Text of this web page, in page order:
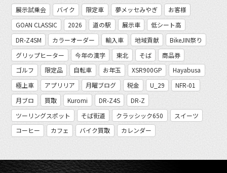
展示試乗会 バイク 限定車 夢メッセみやぎ
お客様
GOAN CLASSIC
2026 道の駅 展示車
低シート高
DR-Z4SM
カラーオーダー 輸入車 地域貢献
BikeJIN祭り
グリップヒーター
今年の漢字 東北 そば
商品券
ゴルフ
限定品 自転車 お年玉 XSR900GP
Hayabusa
極上車
アプリリア 月曜ブログ 税金 U_29
NFR-01
月ブロ
買取 Kuromi DR-Z4S
DR-Z
ツーリングスポット
そば街道 クラッシック650
スイーツ
コーヒー
カフェ バイク買取 カレンダー